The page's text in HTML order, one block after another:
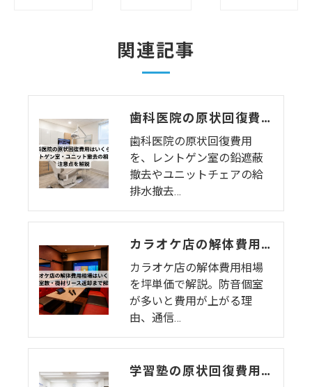
関連記事
歯科医院の原状回復費用はいくら？レントゲン室・ユニット撤去の相場と注意点を解説
歯科医院の原状回復費用
を、レントゲン室の鉛遮蔽
撤去やユニットチェアの給
排水撤去…
カラオケ店の解体費用相場はいくら？個室数・機材リース返却まで解説
カラオケ店の解体費用相場
を坪単価で解説。防音個室
が多いと費用が上がる理
由、通信…
学習塾の原状回復費用はいくら？教室数・間仕切りで変わる相場と注意点